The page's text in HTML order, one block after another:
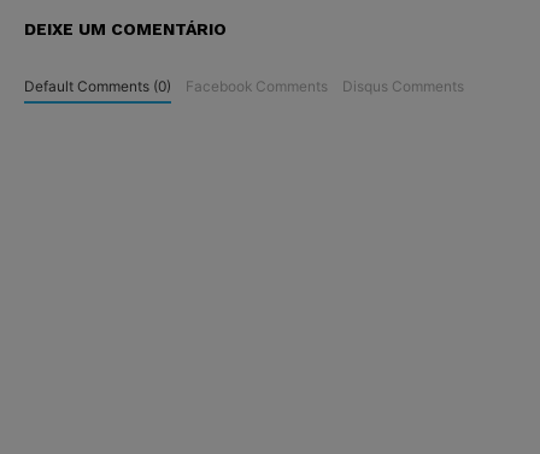
DEIXE UM COMENTÁRIO
Default Comments (0) Facebook Comments Disqus Comments